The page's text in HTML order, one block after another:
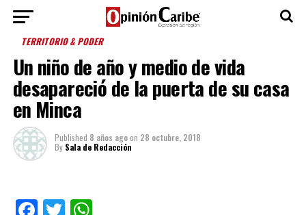
TERRITORIO & PODER
Un niño de año y medio de vida
desapareció de la puerta de su casa
en Minca
Published 8 años agoon 28 octubre, 2018
By Sala de Redacción